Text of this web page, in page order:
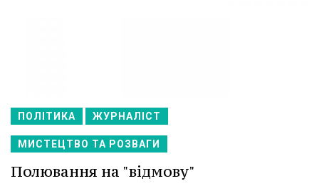
ПОЛІТИКА ЖУРНАЛІСТ
МИСТЕЦТВО ТА РОЗВАГИ
Полювання на "відмову"